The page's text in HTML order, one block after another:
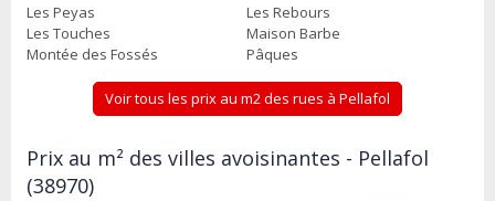
Les Peyas
Les Rebours
Les Touches
Maison Barbe
Montée des Fossés
Pâques
Voir tous les prix au m2 des rues à Pellafol
Prix au m² des villes avoisinantes - Pellafol
(38970)